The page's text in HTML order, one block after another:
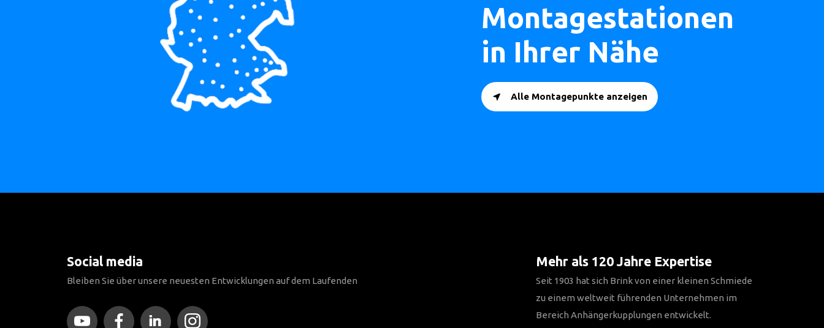
Montagestationen
in Ihrer Nähe
Alle Montagepunkte anzeigen
Social media
Bleiben Sie über unsere neuesten Entwicklungen auf dem Laufenden
Mehr als 120 Jahre Expertise
Seit 1903 hat sich Brink von einer kleinen Schmiede
zu einem weltweit führenden Unternehmen im
Bereich Anhängerkupplungen entwickelt.